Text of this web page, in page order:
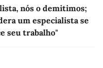
nós o demitimos;
um especialista se
seu trabalho"